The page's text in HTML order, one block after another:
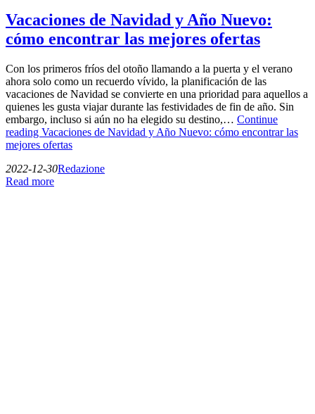
Vacaciones de Navidad y Año Nuevo:
cómo encontrar las mejores ofertas
Con los primeros fríos del otoño llamando a la puerta y el verano
ahora solo como un recuerdo vívido, la planificación de las
vacaciones de Navidad se convierte en una prioridad para aquellos a
quienes les gusta viajar durante las festividades de fin de año. Sin
embargo, incluso si aún no ha elegido su destino,… Continue
reading Vacaciones de Navidad y Año Nuevo: cómo encontrar las
mejores ofertas
2022-12-30Redazione
Read more